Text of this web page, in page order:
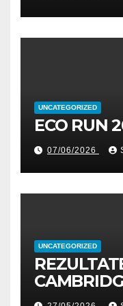
UNCATEGORIZED
ECO RUN
07/06/2026
UNCATEGORIZED